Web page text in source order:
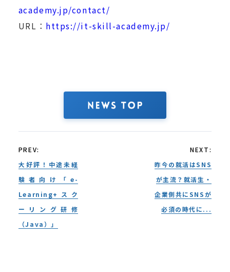
academy.jp/contact/
URL： https://it-skill-academy.jp/
PREV:
大好評！中途未経
験者向け「e-
Learning+スク
ーリング研修
（Java）」
NEXT:
昨今の就活はSNS
が主流？就活生・
企業側共にSNSが
必須の時代に...